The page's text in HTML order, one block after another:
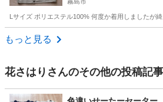
Lサイズ ポリエステル100% 何度か着用しましたが
鹿児島 霧島市
もっと見る
花さはり さんのその他の投稿記事